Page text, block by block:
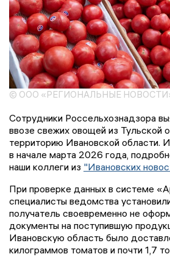
© ООО «РЕГИОНАЛЬНЫЕ
Сотрудники Россельхознадзора
ввозе свежих овощей из Тульской
территорию Ивановской области.
в начале марта 2026 года,
наши коллеги из "Ивановских
При проверке данных в системе
специалисты ведомства
получатель своевременно не
документы на поступившую
Ивановскую область было
килограммов томатов и почти 1,7